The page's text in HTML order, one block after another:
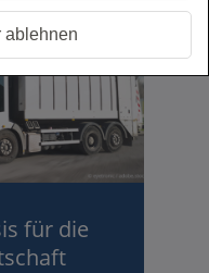
ablehnen
für die